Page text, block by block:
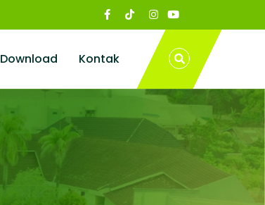
Download Kontak